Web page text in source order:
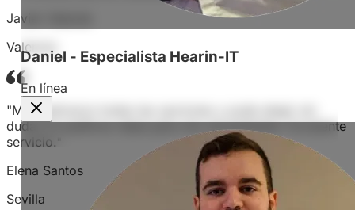
Javier Velarde
Valencia
"Me explicaron todas las opciones y pude elegir sin
dudas el audífono ideal para mis necesidades. Excelente
servicio."
Elena Santos
Sevilla
Daniel - Especialista Hearin-IT
En línea